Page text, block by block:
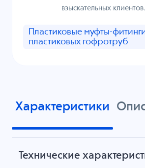
взыскательных клиентов.
Пластиковые муфты-
пластиковых гофротруб
Характеристики
Технические